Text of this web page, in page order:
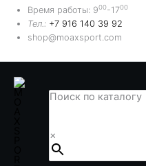
Перейти
содержимому
Время работы: 900-1700
Тел.: +7 916 140 39 92
shop@moaxsport.com
Поиск по каталогу
×